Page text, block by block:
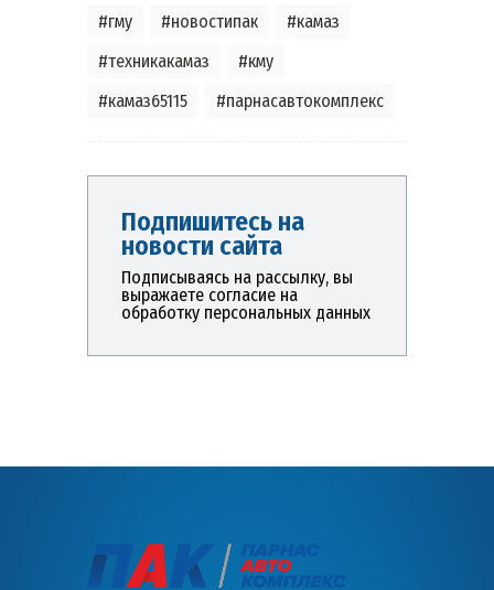
#гму #новостипак #камаз
#техникакамаз #кму
#камаз65115 #парнасавтокомплекс
Подпишитесь на
новости сайта
Подписываясь на рассылку, вы
выражаете согласие на
обработку персональных данных